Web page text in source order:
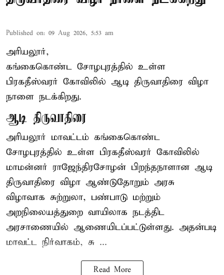
Published on: 09 Aug 2026, 5:53 am
அரியலூர்,
கங்கைகொண்ட சோழபுரத்தில் உள்ள
பிரகதீஸ்வரர் கோவிலில் ஆடி திருவாதிரை விழா
நாளை நடக்கிறது.
ஆடி திருவாதிரை
அரியலூர் மாவட்டம் கங்கைகொண்ட
சோழபுரத்தில் உள்ள பிரகதீஸ்வரர் கோவிலில்
மாமன்னர் ராஜேந்திரசோழன் பிறந்தநாளான ஆடி
திருவாதிரை விழா ஆண்டுதோறும் அரசு
விழாவாக சுற்றுலா, பண்பாடு மற்றும்
அறநிலையத்துறை வாயிலாக நடத்திட
அரசாணையில் ஆணையிடப்பட்டுள்ளது. அதன்படி
மாவட்ட நிர்வாகம், சு ...
Read More